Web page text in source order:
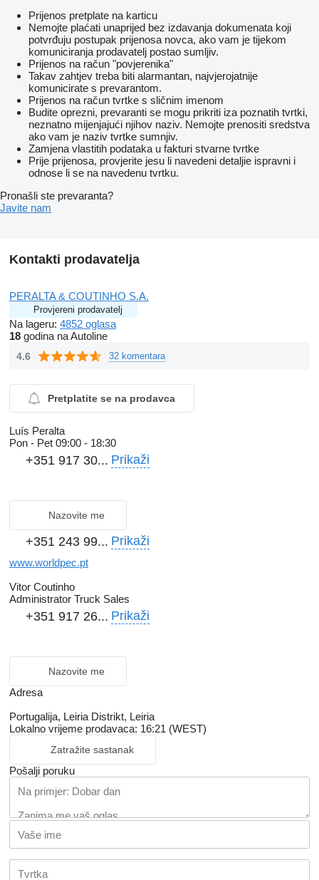
Prijenos pretplate na karticu
Nemojte plaćati unaprijed bez izdavanja dokumenata koji
potvrđuju postupak prijenosa novca, ako vam je tijekom
komuniciranja prodavatelj postao sumljiv.
Prijenos na račun "povjerenika"
Takav zahtjev treba biti alarmantan, najvjerojatnije
komunicirate s prevarantom.
Prijenos na račun tvrtke s sličnim imenom
Budite oprezni, prevaranti se mogu prikriti iza poznatih tvrtki,
neznatno mijenjajući njihov naziv. Nemojte prenositi sredstva
ako vam je naziv tvrtke sumnjiv.
Zamjena vlastitih podataka u fakturi stvarne tvrtke
Prije prijenosa, provjerite jesu li navedeni detaljie ispravni i
odnose li se na navedenu tvrtku.
Pronašli ste prevaranta?
Javite nam
Kontakti prodavatelja
PERALTA & COUTINHO S.A.
Provjereni prodavatelj
Na lageru: 4852 oglasa
18 godina na Autoline
4.6 32 komentara
Pretplatite se na prodavca
Luís Peralta
Pon - Pet 09:00 - 18:30
+351 917 30... Prikaži
Nazovite me
+351 243 99... Prikaži
www.worldpec.pt
Vitor Coutinho
Administrator Truck Sales
+351 917 26... Prikaži
Nazovite me
Adresa
Portugalija, Leiria Distrikt, Leiria
Lokalno vrijeme prodavaca: 16:21 (WEST)
Zatražite sastanak
Pošalji poruku